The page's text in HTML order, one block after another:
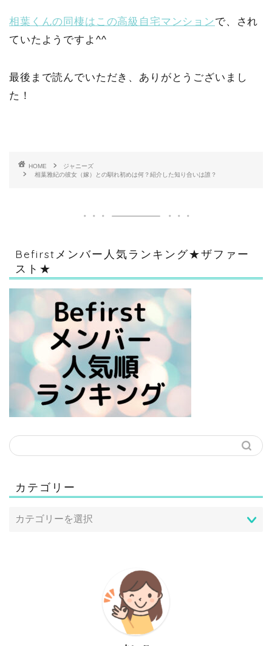
相葉くんの同棲はこの高級自宅マンションで、され
ていたようですよ^^
最後まで読んでいただき、ありがとうございまし
た！
HOME
ジャニーズ
相葉雅紀の彼女（嫁）との馴れ初めは何？紹介した知り合いは誰？
Befirstメンバー人気ランキング★ザファー
スト★
カテゴリー